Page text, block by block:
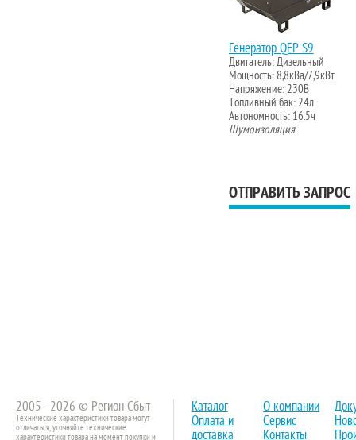
Генератор QEP S9
Двигатель: Дизельный
Мощность: 8,8кВа/7,9кВт
Напряжение: 230В
Топливный бак: 24л
Автономность: 16.5ч
Шумоизоляция
ОТПРАВИТЬ ЗАПРОС
2005—2026 © Регион Сбыт
Технические характеристики товара могут
отличаться, уточняйте технические
характеристики товара на момент покупки и
Каталог
Оплата и
доставка
О компании
Сервис
Контакты